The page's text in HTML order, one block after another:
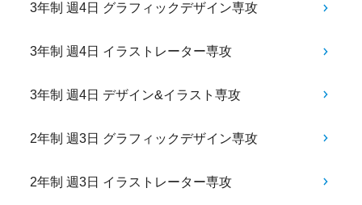
3年制 週4日 グラフィックデザイン専攻
3年制 週4日 イラストレーター専攻
3年制 週4日 デザイン&イラスト専攻
2年制 週3日 グラフィックデザイン専攻
2年制 週3日 イラストレーター専攻